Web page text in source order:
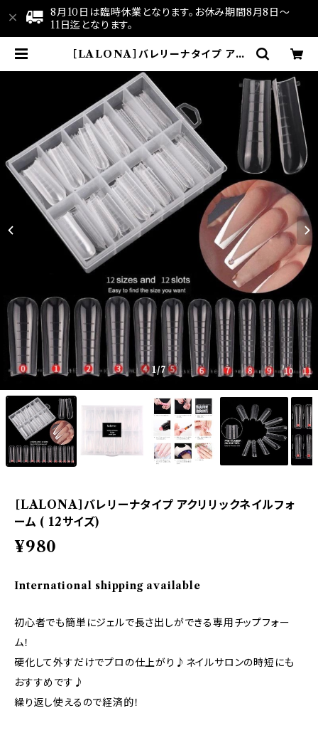
8月10日は臨時休業となります。お休み期間8月8日～
11日迄となります。
［LALONA］バレリーナタイプ アク
LALONA
1/7
［LALONA］バレリーナタイプ アクリリックネイルフォ
ーム ( 12サイズ)
¥980
International shipping available
初心者でも簡単にジェルで長さ出しができる専用チップフォー
ム！
硬化して外すだけでプロの仕上がり♪ネイルサロンの時短にも
おすすめです♪
繰り返し使えるので経済的！